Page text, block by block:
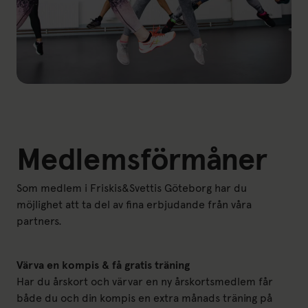
Medlemsförmåner
Som medlem i Friskis&Svettis Göteborg har du
möjlighet att ta del av fina erbjudande från våra
partners.
Värva en kompis & få gratis träning
Har du årskort och värvar en ny årskortsmedlem får
både du och din kompis en extra månads träning på